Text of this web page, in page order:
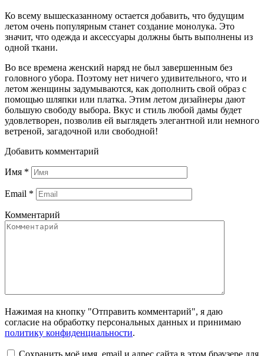
Ко всему вышесказанному остается добавить, что будущим
летом очень популярным станет создание монолука. Это
значит, что одежда и аксессуары должны быть выполнены из
одной ткани.
Во все времена женский наряд не был завершенным без
головного убора. Поэтому нет ничего удивительного, что и
летом женщины задумываются, как дополнить свой образ с
помощью шляпки или платка. Этим летом дизайнеры дают
большую свободу выбора. Вкус и стиль любой дамы будет
удовлетворен, позволив ей выглядеть элегантной или немного
ветреной, загадочной или свободной!
Добавить комментарий
Имя *
Email *
Комментарий
Нажимая на кнопку "Отправить комментарий", я даю
согласие на обработку персональных данных и принимаю
политику конфиденциальности.